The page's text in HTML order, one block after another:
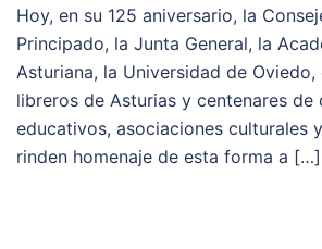
Hoy, en su 125 aniversario, la
Principado, la Junta General, la
Asturiana, la Universidad de
libreros de Asturias y centenares de
educativos, asociaciones culturales
rinden homenaje de esta forma a […]